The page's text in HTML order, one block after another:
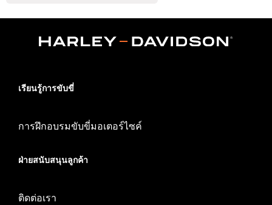
เรียนรู้การขับขี่
การฝึกอบรมขับขี่มอเตอร์ไซค์
ฝ่ายสนับสนุนลูกค้า
ติดต่อเรา